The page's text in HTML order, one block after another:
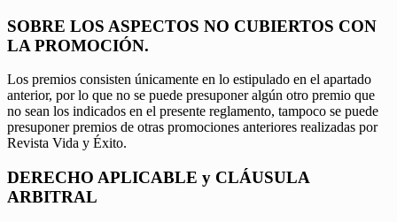
SOBRE LOS ASPECTOS NO CUBIERTOS CON
LA PROMOCIÓN.
Los premios consisten únicamente en lo estipulado en el apartado
anterior, por lo que no se puede presuponer algún otro premio que
no sean los indicados en el presente reglamento, tampoco se puede
presuponer premios de otras promociones anteriores realizadas por
Revista Vida y Éxito.
DERECHO APLICABLE y CLÁUSULA
ARBITRAL